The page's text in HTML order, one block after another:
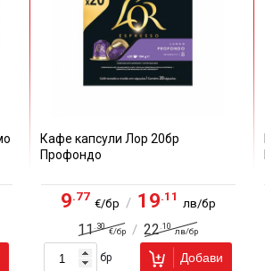
Кафе капсули Лор 20бр
Профондо
9.77
€/бр / 19.11
лв/бр
11 .30
€/бр / 22 .10
лв/бр
бр Добави